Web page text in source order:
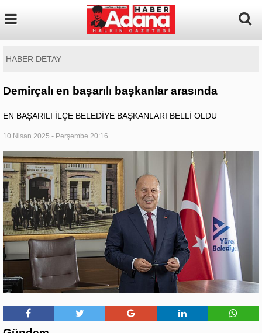
HABER DETAY
Demirçalı en başarılı başkanlar arasında
EN BAŞARILI İLÇE BELEDİYE BAŞKANLARI BELLİ OLDU
10 Nisan 2025 - Perşembe 20:16